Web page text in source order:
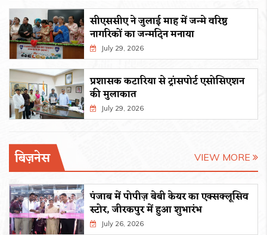
सीएससीए ने जुलाई माह में जन्मे वरिष्ठ
नागरिकों का जन्मदिन मनाया
July 29, 2026
प्रशासक कटारिया से ट्रांसपोर्ट एसोसिएशन
की मुलाकात
July 29, 2026
बिज़नेस VIEW MORE
पंजाब में पोपीज़ बेबी केयर का एक्सक्लूसिव
स्टोर, जीरकपुर में हुआ शुभारंभ
July 26, 2026